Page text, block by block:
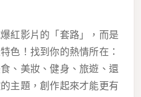
紅影片的「套路」，而是
色！找到你的熱情所在：
、美妝、健身、旅遊、還
主題，創作起來才能更有